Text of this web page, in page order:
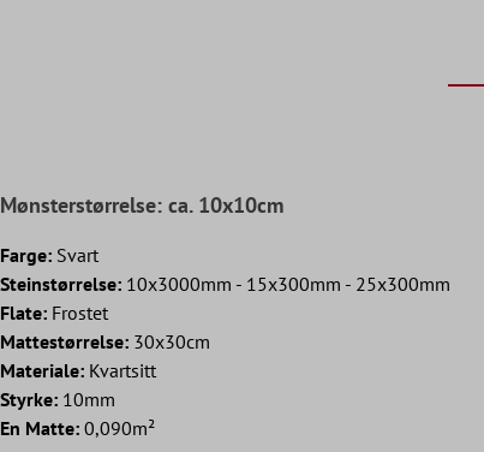
Mønsterstørrelse: ca. 10x10cm
Farge: Svart
Steinstørrelse: 10x3000mm - 15x300mm - 25x300mm
Flate: Frostet
Mattestørrelse: 30x30cm
Materiale: Kvartsitt
Styrke: 10mm
En Matte: 0,090m²